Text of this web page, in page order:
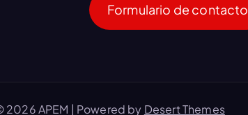
Formulario de contacto
APEM | Powered by Desert Themes